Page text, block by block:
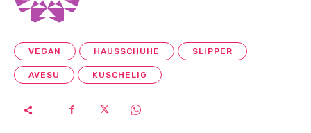
VEGAN HAUSSCHUHE SLIPPER
AVESU KUSCHELIG